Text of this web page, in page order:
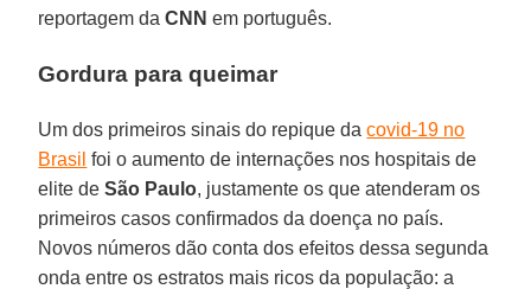
reportagem daCNN em português.
Gordura para queimar
Um dos primeiros sinais do repique dacovid-19 no
Brasil foi o aumento de internações nos hospitais de
elite deSão Paulo, justamente os que atenderam os
primeiros casos confirmados da doença no país.
Novos números dão conta dos efeitos dessa segunda
onda entre os estratos mais ricos da população: a